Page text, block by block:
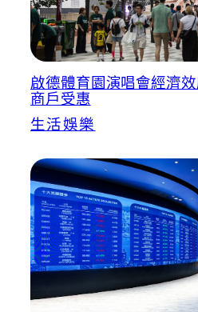
啟德體育園演唱會經濟
商戶受惠
生活娛樂